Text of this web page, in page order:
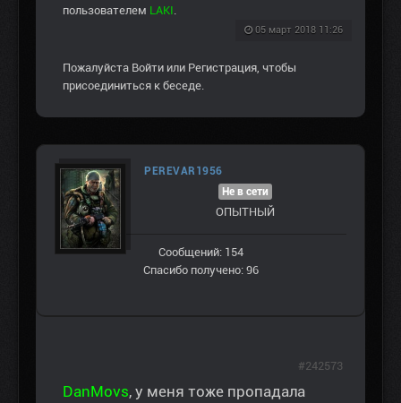
пользователем LAKI
05 март 2018 11:26
Пожалуйста Войти или Регистрация , чтобы
присоединиться к беседе.
PEREVAR1956
Не в сети
ОПЫТНЫЙ
Сообщений: 154
Спасибо получено: 96
DanMovs, у меня тоже пропадала
#242573